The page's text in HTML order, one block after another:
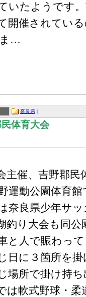
いたようです
開催されてい
…
奈良県 |
体育大会
主催、吉野郡民
運動公園体育
奈良県少年サ
釣り大会も同
と人で賑わっ
日に３箇所を
場所で掛け持
は軟式野球・